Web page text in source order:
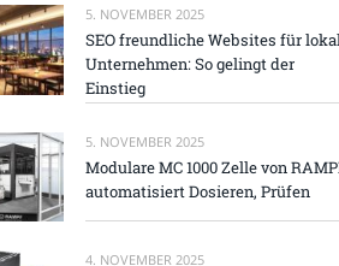
5. NOVEMBER 2025
SEO freundliche Websites für
Unternehmen: So gelingt der
Einstieg
5. NOVEMBER 2025
Modulare MC 1000 Zelle von
automatisiert Dosieren, Prüfen
4. NOVEMBER 2025